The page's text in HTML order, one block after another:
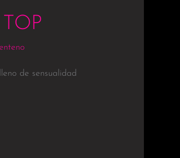
de sensualidad